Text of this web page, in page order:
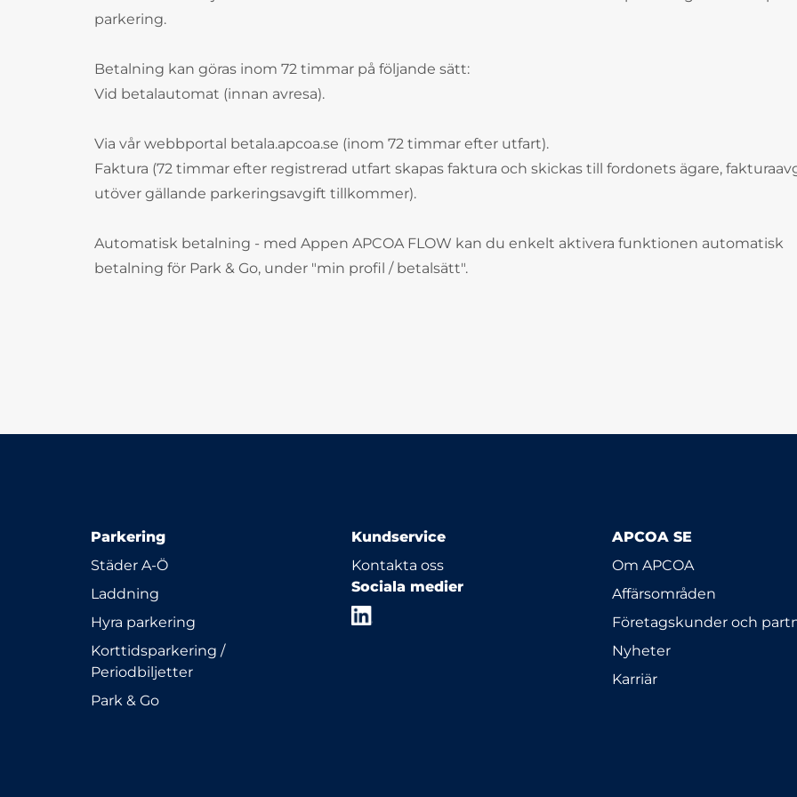
parkering.
Betalning kan göras inom 72 timmar på följande sätt:
Vid betalautomat (innan avresa).
Via vår webbportal betala.apcoa.se (inom 72 timmar efter utfart).
Faktura (72 timmar efter registrerad utfart skapas faktura och skickas till fordonets ägare,
utöver gällande parkeringsavgift tillkommer).
Automatisk betalning - med Appen APCOA FLOW kan du enkelt aktivera funktionen automatisk
betalning för Park & Go, under "min profil / betalsätt".
Parkering
Städer A-Ö
Laddning
Hyra parkering
Korttidsparkering /
Periodbiljetter
Park & Go
Kundservice
Kontakta oss
Sociala medier
APCOA SE
Om APCOA
Affärsområden
Företagskunder och
Nyheter
Karriär